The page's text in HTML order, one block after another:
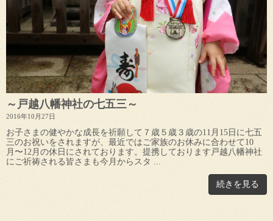
～戸越八幡神社の七五三～
2016年10月27日
お子さまの健やかな成長を祈願して７歳５歳３歳の11月15日に七五
三のお祝いをされますが、最近ではご家族のお休みに合わせて10
月〜12月の休日にされております。提携しております戸越八幡神社
にご祈祷される皆さまも今月からスタ ...
続きを見る